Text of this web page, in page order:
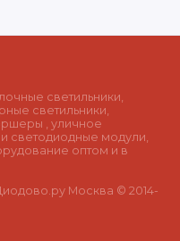
светильники,
светильники,
, уличное
светодиодные модули,
оптом и в
Москва © 2014-